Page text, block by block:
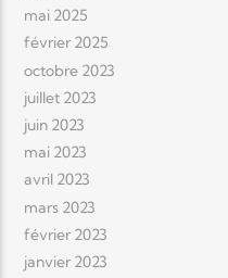
mai 2025
février 2025
octobre 2023
juillet 2023
juin 2023
mai 2023
avril 2023
mars 2023
février 2023
janvier 2023